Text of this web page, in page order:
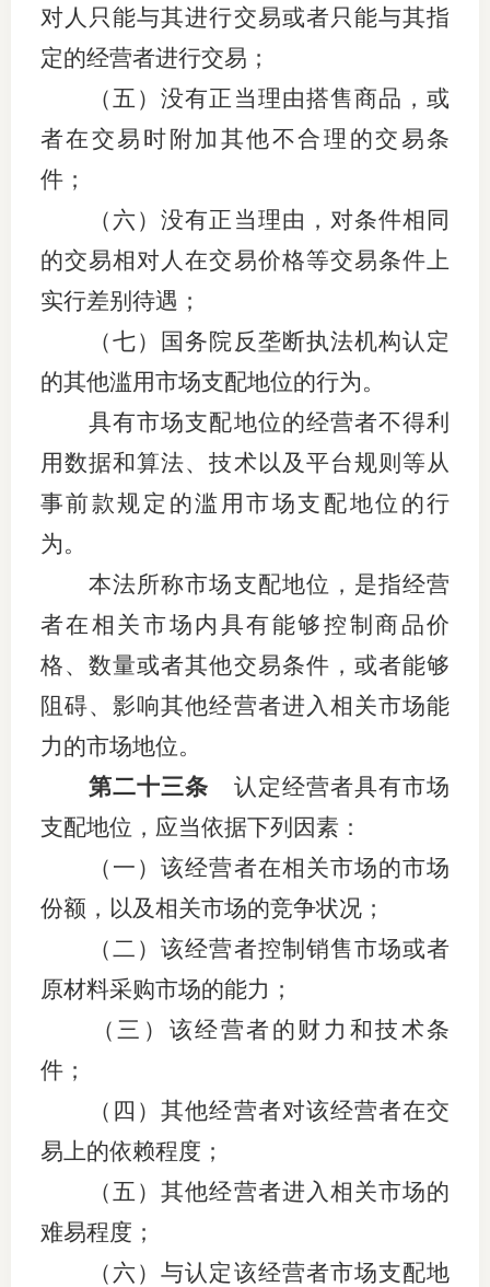
对人只能与其进行交易或者只能与其指
定的经营者进行交易；
（五）没有正当理由搭售商品，或
者在交易时附加其他不合理的交易条
件；
（六）没有正当理由，对条件相同
的交易相对人在交易价格等交易条件上
实行差别待遇；
（七）国务院反垄断执法机构认定
的其他滥用市场支配地位的行为。
具有市场支配地位的经营者不得利
用数据和算法、技术以及平台规则等从
事前款规定的滥用市场支配地位的行
为。
本法所称市场支配地位，是指经营
者在相关市场内具有能够控制商品价
格、数量或者其他交易条件，或者能够
阻碍、影响其他经营者进入相关市场能
力的市场地位。
第二十三条 认定经营者具有市场
支配地位，应当依据下列因素：
（一）该经营者在相关市场的市场
份额，以及相关市场的竞争状况；
（二）该经营者控制销售市场或者
原材料采购市场的能力；
（三）该经营者的财力和技术条
件；
（四）其他经营者对该经营者在交
易上的依赖程度；
（五）其他经营者进入相关市场的
难易程度；
（六）与认定该经营者市场支配地